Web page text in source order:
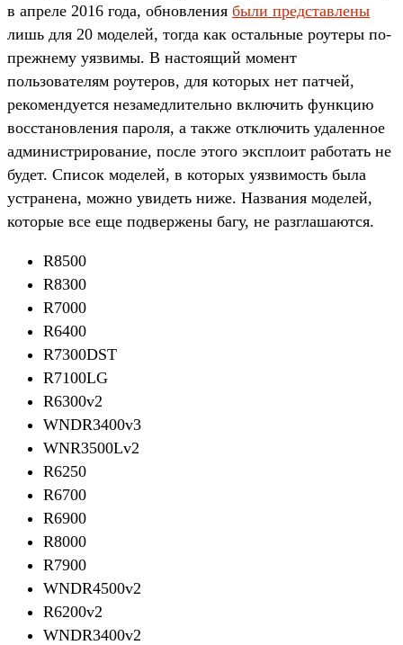
в апреле 2016 года, обновления были представлены
лишь для 20 моделей, тогда как остальные роутеры по-
прежнему уязвимы. В настоящий момент
пользователям роутеров, для которых нет патчей,
рекомендуется незамедлительно включить функцию
восстановления пароля, а также отключить удаленное
администрирование, после этого эксплоит работать не
будет. Список моделей, в которых уязвимость была
устранена, можно увидеть ниже. Названия моделей,
которые все еще подвержены багу, не разглашаются.
R8500
R8300
R7000
R6400
R7300DST
R7100LG
R6300v2
WNDR3400v3
WNR3500Lv2
R6250
R6700
R6900
R8000
R7900
WNDR4500v2
R6200v2
WNDR3400v2